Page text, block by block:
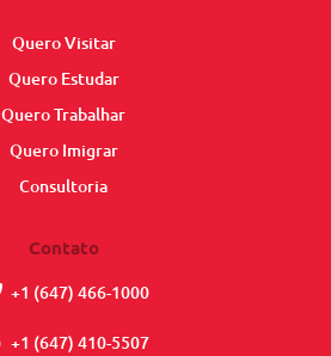
Quero Visitar
Quero Estudar
Quero Trabalhar
Quero Imigrar
Consultoria
Contato
+1 (647) 466-1000
+1 (647) 410-5507